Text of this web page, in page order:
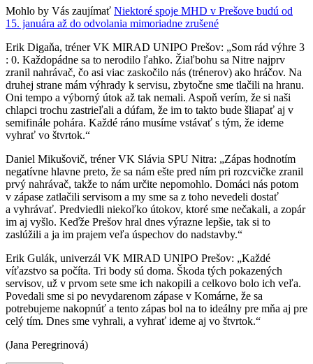
Mohlo by Vás zaujímať Niektoré spoje MHD v Prešove budú od
15. januára až do odvolania mimoriadne zrušené
Erik Digaňa, tréner VK MIRAD UNIPO Prešov: „Som rád výhre 3
: 0. Každopádne sa to nerodilo ľahko. Žiaľbohu sa Nitre najprv
zranil nahrávač, čo asi viac zaskočilo nás (trénerov) ako hráčov. Na
druhej strane mám výhrady k servisu, zbytočne sme tlačili na hranu.
Oni tempo a výborný útok až tak nemali. Aspoň verím, že si naši
chlapci trochu zastrieľali a dúfam, že im to takto bude šliapať aj v
semifinále pohára. Každé ráno musíme vstávať s tým, že ideme
vyhrať vo štvrtok.“
Daniel Mikušovič, tréner VK Slávia SPU Nitra: „Zápas hodnotím
negatívne hlavne preto, že sa nám ešte pred ním pri rozcvičke zranil
prvý nahrávač, takže to nám určite nepomohlo. Domáci nás potom
v zápase zatlačili servisom a my sme sa z toho nevedeli dostať
a vyhrávať. Predviedli niekoľko útokov, ktoré sme nečakali, a zopár
im aj vyšlo. Keďže Prešov hral dnes výrazne lepšie, tak si to
zaslúžili a ja im prajem veľa úspechov do nadstavby.“
Erik Gulák, univerzál VK MIRAD UNIPO Prešov: „Každé
víťazstvo sa počíta. Tri body sú doma. Škoda tých pokazených
servisov, už v prvom sete sme ich nakopili a celkovo bolo ich veľa.
Povedali sme si po nevydarenom zápase v Komárne, že sa
potrebujeme nakopnúť a tento zápas bol na to ideálny pre mňa aj pre
celý tím. Dnes sme vyhrali, a vyhrať ideme aj vo štvrtok.“
(Jana Peregrinová)